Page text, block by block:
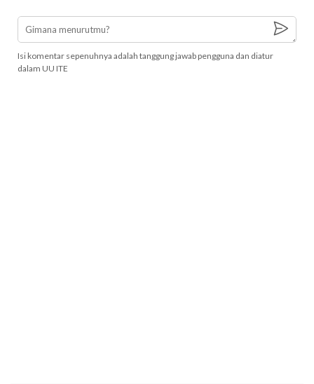
Isi komentar sepenuhnya adalah tanggung jawab pengguna dan diatur
dalam UU ITE